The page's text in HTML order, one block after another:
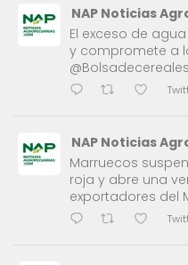
NAP Noticias
El exceso de
y compromete a
NAP Noticias
Marruecos
roja y abre una
exportadores del